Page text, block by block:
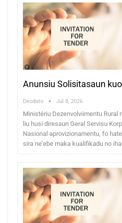
Anunsiu Solisitasaun
Deodato Jul 8, 2026
Ministériu Dezenvolviimentu Rural
liu husi diresaun Geral Servisu
Nasional aprovizionamentu, fo
sira ne’ebe maka kualifikadu no